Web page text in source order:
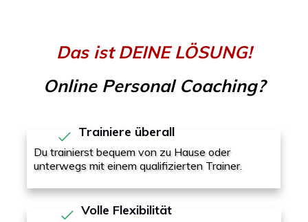
Das ist DEINE LÖSUNG!
Online Personal Coaching?
Trainiere überall
Du trainierst bequem von zu Hause oder
unterwegs mit einem qualifizierten Trainer.
Volle Flexibilität